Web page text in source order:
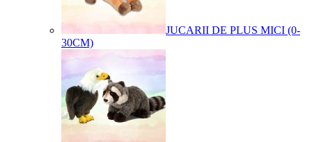
JUCARII DE PLUS MICI (0-
30CM)